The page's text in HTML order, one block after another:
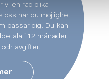
vi en rad olika
oss har du möjlighet
passar dig. Du kan
i 12 månader,
avgifter.